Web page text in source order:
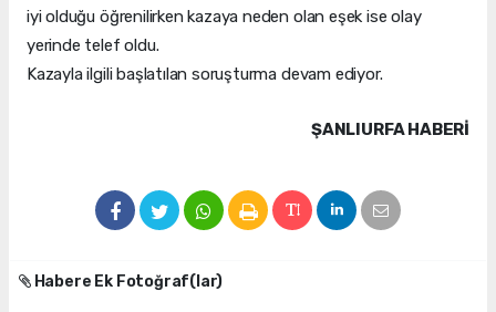
iyi olduğu öğrenilirken kazaya neden olan eşek ise olay
yerinde telef oldu.
Kazayla ilgili başlatılan soruşturma devam ediyor.
ŞANLIURFA HABERİ
Habere Ek Fotoğraf(lar)